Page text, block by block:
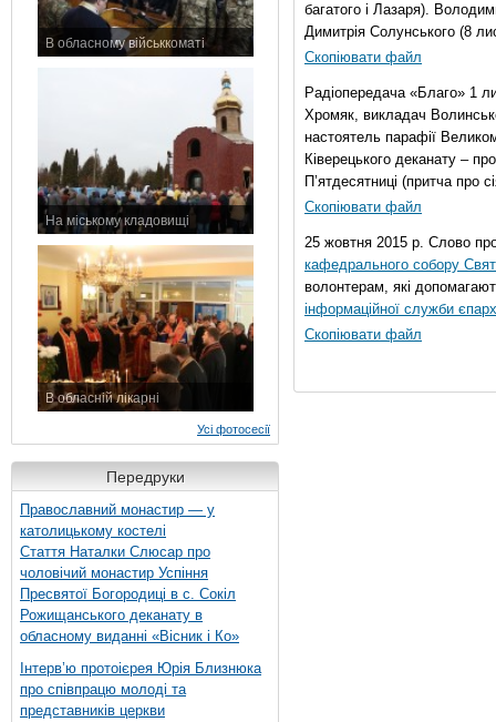
В обласному військкоматі
На міському кладовищі
В обласній лікарні
Усі фотосесії
Передруки
Православний монастир — у
католицькому костелі
Стаття Наталки Слюсар про
чоловічий монастир Успіння
Пресвятої Богородиці в с. Сокіл
Рожищанського деканату в
обласному виданні «Вісник і Ко»
Інтерв’ю протоієрея Юрія Близнюка
про співпрацю молоді та
представників церкви
багатого і Лазаря).
Димитрія Солунського (8
Скопіювати файл
Радіопередача «Благо» 1
Хромяк, викладач
настоятель парафії
Ківерецького деканату –
П’ятдесятниці (притча про
Скопіювати файл
25 жовтня 2015 р. Слово
кафедрального собору
волонтерам, які
інформаційної служби
Скопіювати файл